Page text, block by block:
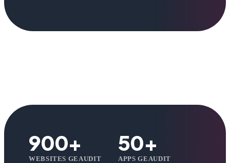
900+
WEBSITES GEAUDIT
50+
APPS GEAUDIT